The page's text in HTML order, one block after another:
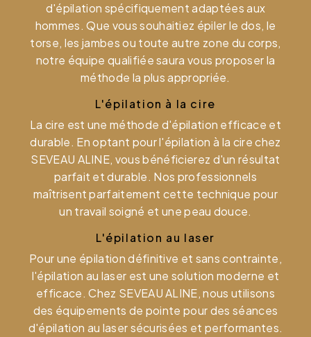
d'épilation spécifiquement adaptées aux
hommes. Que vous souhaitiez épiler le dos, le
torse, les jambes ou toute autre zone du corps,
notre équipe qualifiée saura vous proposer la
méthode la plus appropriée.
L'épilation à la cire
La cire est une méthode d'épilation efficace et
durable. En optant pour l'épilation à la cire chez
SEVEAU ALINE, vous bénéficierez d'un résultat
parfait et durable. Nos professionnels
maîtrisent parfaitement cette technique pour
un travail soigné et une peau douce.
L'épilation au laser
Pour une épilation définitive et sans contrainte,
l'épilation au laser est une solution moderne et
efficace. Chez SEVEAU ALINE, nous utilisons
des équipements de pointe pour des séances
d'épilation au laser sécurisées et performantes.